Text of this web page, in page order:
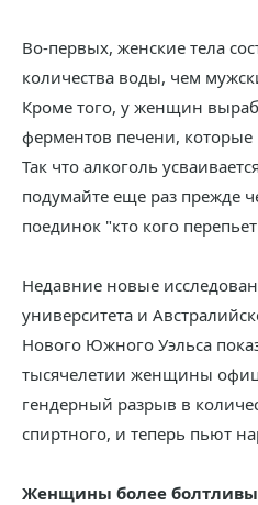
Во-первых, женские тела
количества воды, чем
Кроме того, у женщин
ферментов печени,
Так что алкоголь
подумайте еще раз прежде
поединок "кто кого
Недавние новые
университета и
Нового Южного Уэльса
тысячелетии женщины
гендерный разрыв в
спиртного, и теперь пьют
Женщины более